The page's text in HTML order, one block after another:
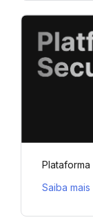
Saiba mais